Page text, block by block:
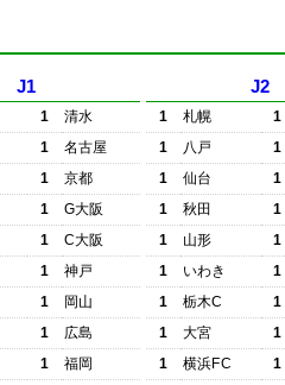
J1
1
清水
1
名古屋
1
京都
1
G大阪
1
C大阪
1
神戸
1
岡山
1
広島
1
福岡
J2
1 札幌
1
1
八戸
1
1
仙台
1
1
秋田
1
1
山形
1
1
いわき
1
1
栃木C
1
1
大宮
1
1
横浜FC
1